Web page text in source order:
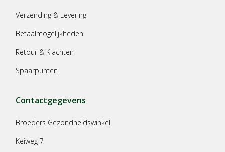
Verzending & Levering
Betaalmogelijkheden
Retour & Klachten
Spaarpunten
Contactgegevens
Broeders Gezondheidswinkel
Keiweg 7